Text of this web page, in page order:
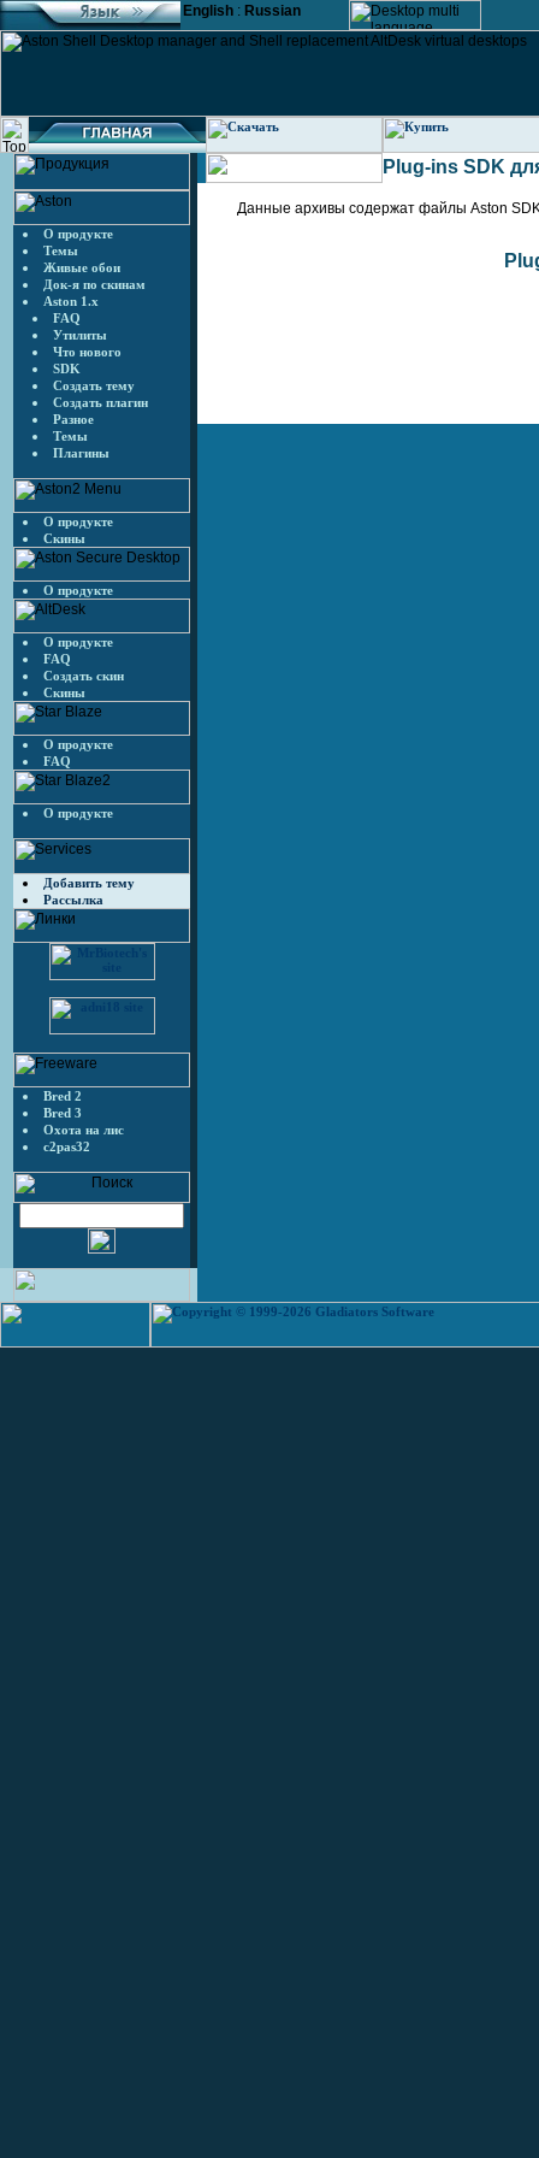
English : Russian
О продукте
Темы
Живые обои
Док-я по скинам
Aston 1.x
FAQ
Утилиты
Что нового
SDK
Создать тему
Создать плагин
Разное
Темы
Плагины
О продукте
Скины
О продукте
О продукте
FAQ
Создать скин
Скины
О продукте
FAQ
О продукте
Добавить тему
Рассылка
Bred 2
Bred 3
Охота на лис
c2pas32
Plug-ins SDK
Данные архивы содержат файлы Aston